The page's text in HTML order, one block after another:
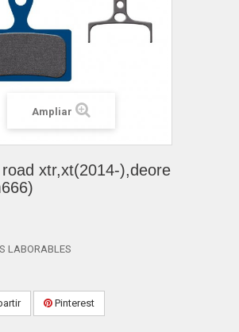
Ampliar
xtr,xt(2014-),deore
LABORABLES
Pinterest